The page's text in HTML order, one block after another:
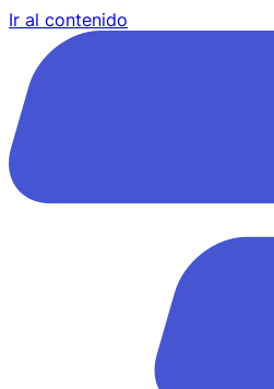
Ir al contenido